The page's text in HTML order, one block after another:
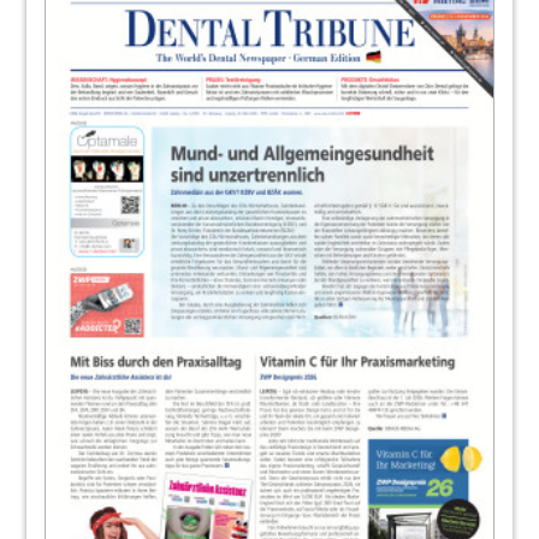
Dr. Peter Anthony Tatton, Radlett, Hertfordshire,
England
Esthetic News: Ästhetik im Wandel der Zeit
– Volumen jetzt im Trend
Redaktion
User Report: Ergebnissicherung nach
orofazialen Eingriffen durch
Enzymtherapie
Dr. Michael Flegel, Saarbrücken
Teoxane GmbH
DT today: Großer Zuspruch für 34.
Internationale Dental-Schau in Köln
Redaktion
News: KZV Berlin verliert Klage gegen